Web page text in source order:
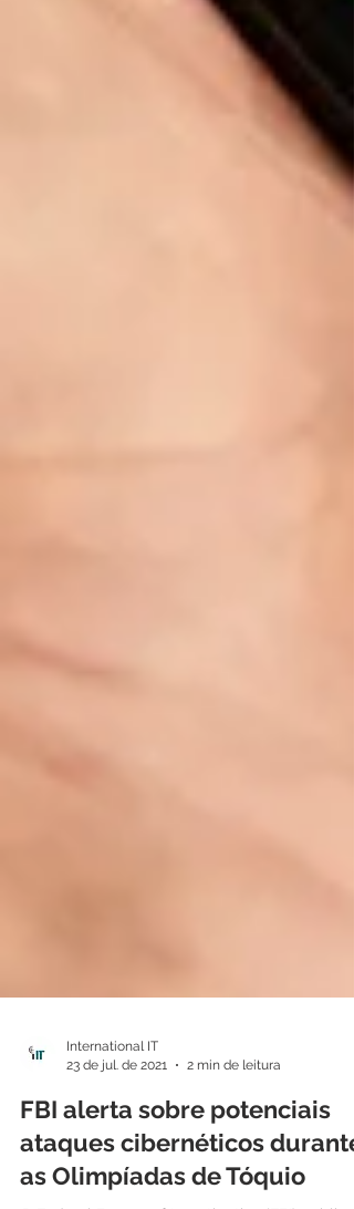
23 de jul. de 2021
2 min de leitura
FBI alerta sobre potenciais
ataques cibernéticos durante